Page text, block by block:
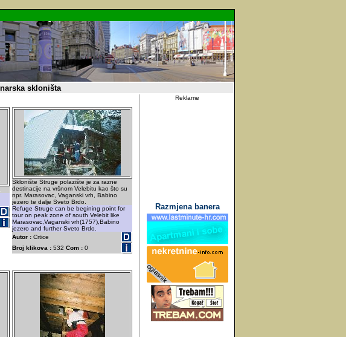
skloništa
Sklonište Struge polazište je za razne
destinacije na vršnom Velebitu kao što su
npr. Marasovac, Vaganski vrh, Babino
jezero te dalje Sveto Brdo.
Refuge Struge can be begining point for
tour on peak zone of south Velebit like
Marasovac,Vaganski vrh(1757),Babino
jezero and further Sveto Brdo.
Autor : Crtice
Broj klikova : 532 Com : 0
Reklame
Razmjena banera